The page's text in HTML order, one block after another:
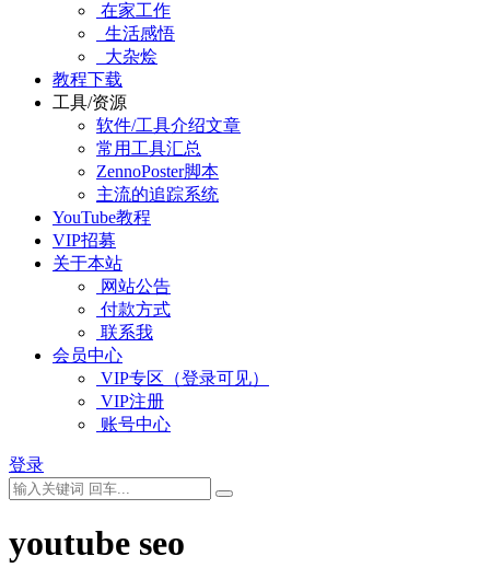
在家工作
生活感悟
大杂烩
教程下载
工具/资源
软件/工具介绍文章
常用工具汇总
ZennoPoster脚本
主流的追踪系统
YouTube教程
VIP招募
关于本站
网站公告
付款方式
联系我
会员中心
VIP专区（登录可见）
VIP注册
账号中心
登录
youtube seo